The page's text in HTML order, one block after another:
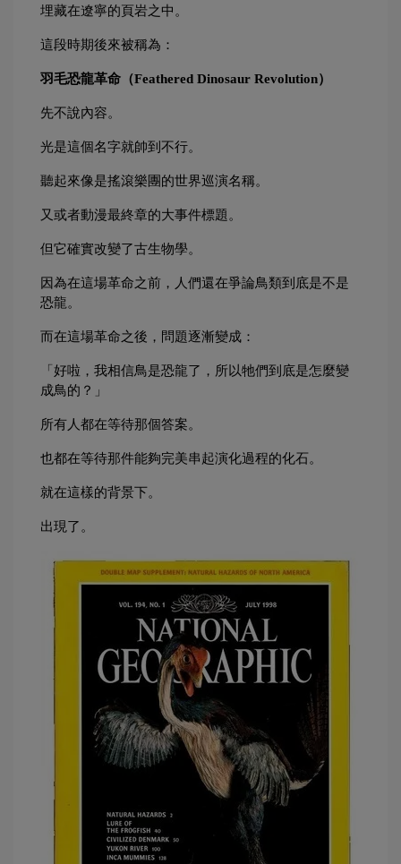
埋藏在遼寧的頁岩之中。
這段時期後來被稱為：
羽毛恐龍革命（Feathered Dinosaur Revolution）
先不說內容。
光是這個名字就帥到不行。
聽起來像是搖滾樂團的世界巡演名稱。
又或者動漫最終章的大事件標題。
但它確實改變了古生物學。
因為在這場革命之前，人們還在爭論鳥類到底是不是
恐龍。
而在這場革命之後，問題逐漸變成：
「好啦，我相信鳥是恐龍了，所以牠們到底是怎麼變
成鳥的？」
所有人都在等待那個答案。
也都在等待那件能夠完美串起演化過程的化石。
就在這樣的背景下。
出現了。